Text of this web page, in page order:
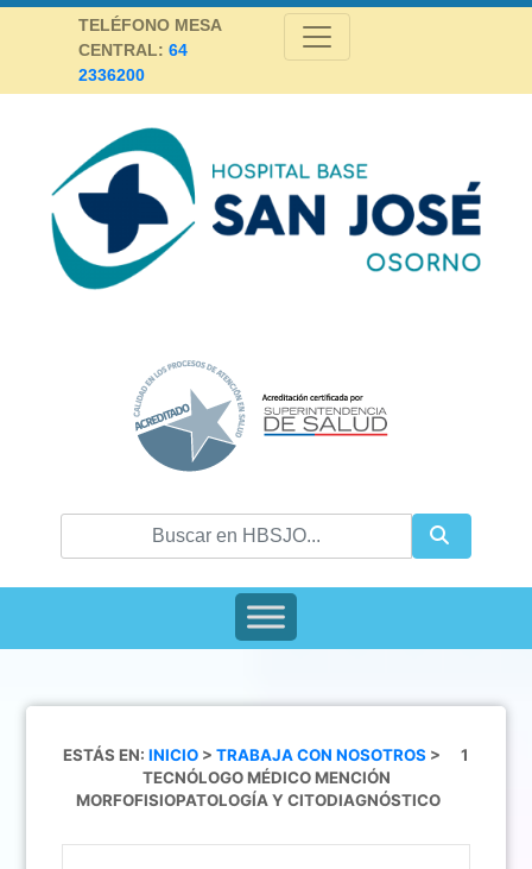
Skip
TELÉFONO MESA
CENTRAL: 64
2336200
ESTÁS EN:INICIO >TRABAJA CON NOSOTROS >
1
TECNÓLOGO MÉDICO MENCIÓN
MORFOFISIOPATOLOGÍA Y CITODIAGNÓSTICO